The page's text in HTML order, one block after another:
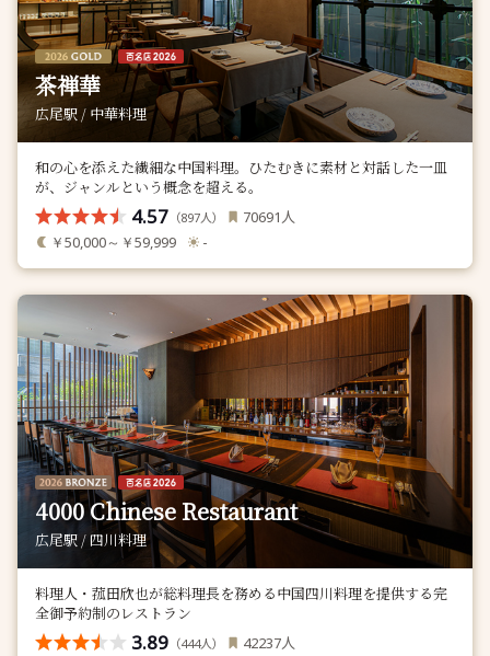
茶禅華
広尾駅 / 中華料理
和の心を添えた繊細な中国料理。ひたむきに素材と対話した一皿
が、ジャンルという概念を超える。
4.57 （897人） 70691 人
￥50,000～￥59,999 -
4000 Chinese Restaurant
広尾駅 / 四川料理
料理人・菰田欣也が総料理長を務める中国四川料理を提供する完
全御予約制のレストラン
3.89 （444人） 42237人